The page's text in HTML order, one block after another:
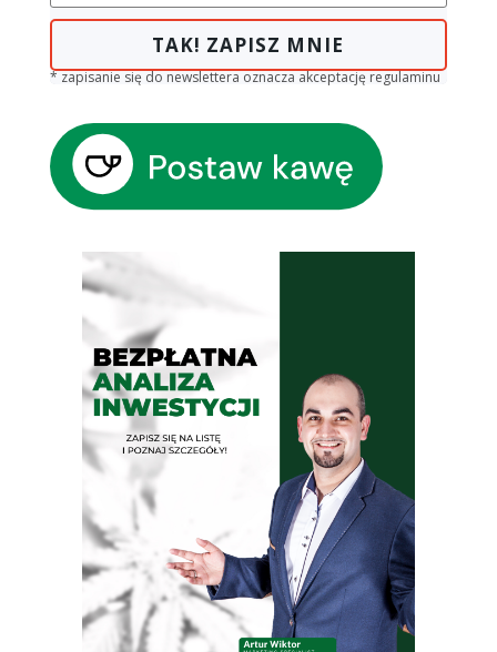
TAK! ZAPISZ MNIE
* zapisanie się do newslettera oznacza akceptację regulaminu